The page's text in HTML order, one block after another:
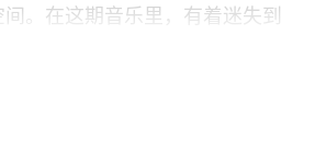
。在这期音乐里，有着迷失到
能够感受到城市的宽阔与孤独